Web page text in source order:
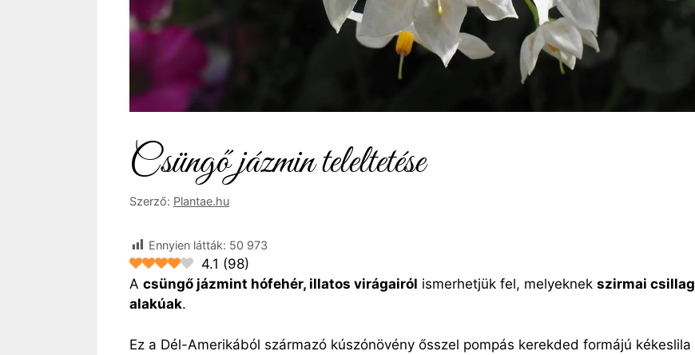
Csüngő jázmin teleltetése
Szerző: Plantae.hu
Ennyien látták: 50 973
4.1 (98)
A csüngő jázmint hófehér, illatos virágairól ismerhetjük fel, melyeknek szirmai csillag
alakúak.
Ez a Dél-Amerikából származó kúszónövény ősszel pompás kerekded formájú kékeslila